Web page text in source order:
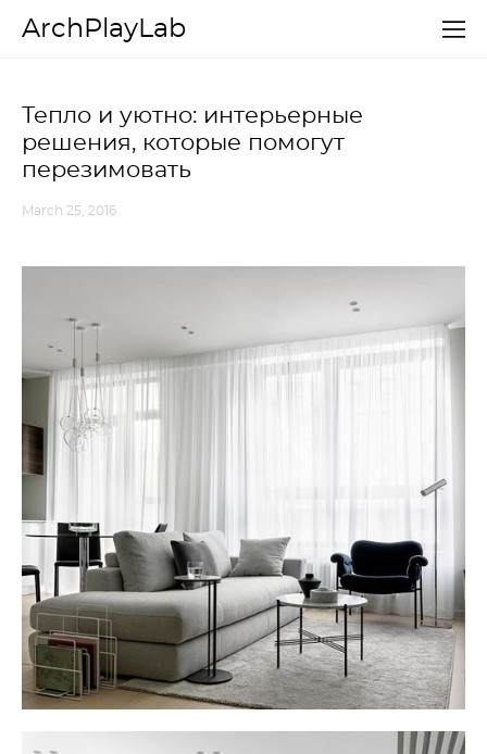
ArchPlayLab
Тепло и уютно: интерьерные
решения, которые помогут
перезимовать
March 25, 2016